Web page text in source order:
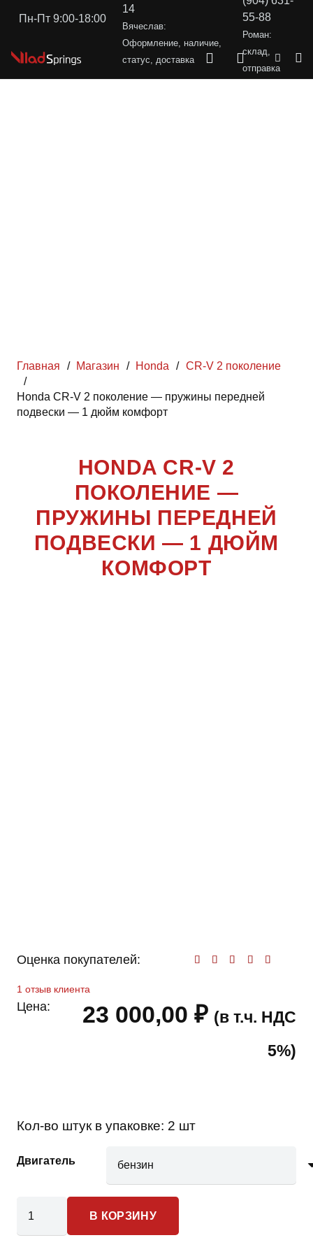
Пн-Пт 9:00-18:00
14
Вячеслав:
Оформление, наличие,
статус, доставка
55-88
Роман:
склад,
отправка
Главная / Магазин / Honda / CR-V 2 поколение
/
Honda CR-V 2 поколение — пружины передней
подвески — 1 дюйм комфорт
HONDA CR-V 2
ПОКОЛЕНИЕ —
ПРУЖИНЫ ПЕРЕДНЕЙ
ПОДВЕСКИ — 1 ДЮЙМ
КОМФОРТ
Оценка покупателей:
1 отзыв клиента
Цена: 23 000,00 ₽ (в т.ч. НДС
5%)
Кол-во штук в упаковке: 2 шт
Двигатель
товара
В КОРЗИНУ